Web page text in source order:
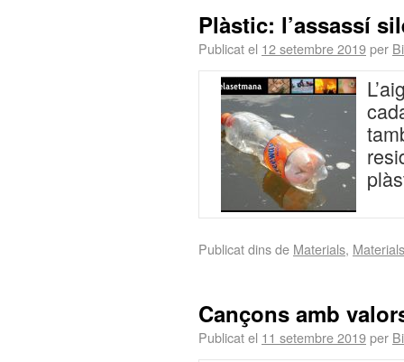
Plàstic: l’assassí
Publicat el 12 setembre 2019per
Publicat dins de Materials, Materials
Cançons amb
Publicat el 11 setembre 2019per